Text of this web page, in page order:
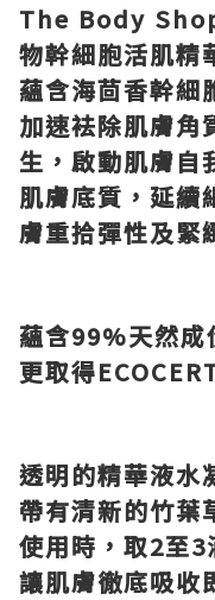
The Body
物幹細胞活肌精
蘊含海茴香幹細
加速袪除肌膚角
生，啟動肌膚自
肌膚底質，延續
膚重拾彈性及緊
蘊含99%天然成
更取得
透明的精華液水
帶有清新的竹葉
使用時，取2至3
讓肌膚徹底吸收